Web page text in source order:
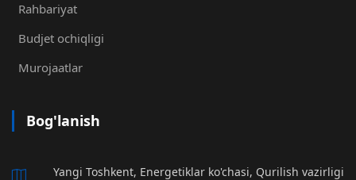
Rahbariyat
Budjet ochiqligi
Murojaatlar
Bog'lanish
Yangi Toshkent, Energetiklar ko'chasi, Qurilish vazirligi